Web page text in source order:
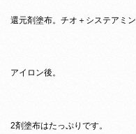
還元剤塗布。チオ＋システアミン
アイロン後。
2剤塗布はたっぷりです。